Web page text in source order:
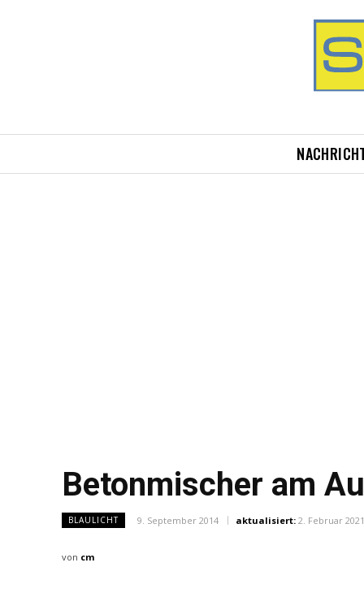
Betonmischer am
BLAULICHT 9. September 2014 aktualisiert: 2. Februar 2021
von cm